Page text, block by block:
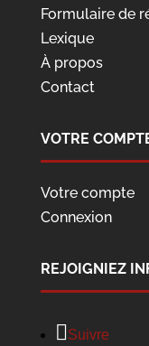
Formulaire de
Lexique
À propos
Contact
VOTRE
Votre compte
Connexion
REJOIGNIEZ
Suivre